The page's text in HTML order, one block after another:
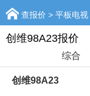
查报价 > 平板电视
创维98A23报价
综合
创维98A23